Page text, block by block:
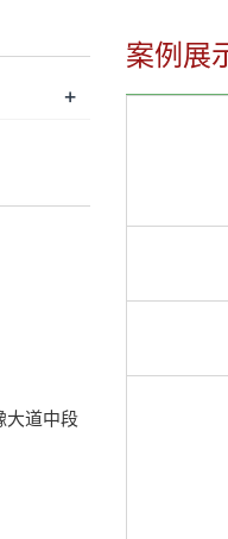
案例展
+
大道中段